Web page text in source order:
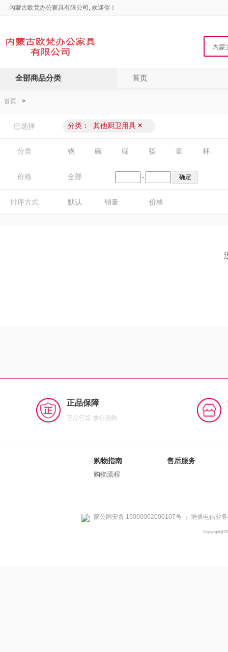
内蒙古欧梵办公家具有限公司, 欢迎你！
全部商品分类 首页
首页 >
已选择 分类： 其他厨卫用具 ×
分类 锅 碗 碟 筷 壶 杯
价格 全部 -
排序方式 默认 销量 价格
正品保障
正品行货 放心选购
购物指南
购物流程
售后服务
蒙公网安备 15000002000107号 | 增值电信业